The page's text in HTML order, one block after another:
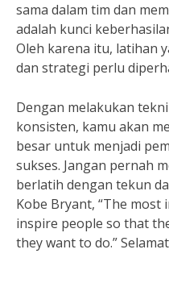
sama dalam tim dan
adalah kunci
Oleh karena itu, latihan
dan strategi perlu
Dengan melakukan
konsisten, kamu akan
besar untuk menjadi
sukses. Jangan pernah
berlatih dengan tekun
Kobe Bryant, “The
inspire people so that
they want to do.”